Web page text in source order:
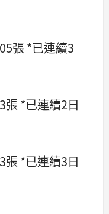
張 *已連續3
張 *已連續2日
張 *已連續3日